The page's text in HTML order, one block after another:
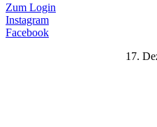
Zum Login
Instagram
Facebook
17.